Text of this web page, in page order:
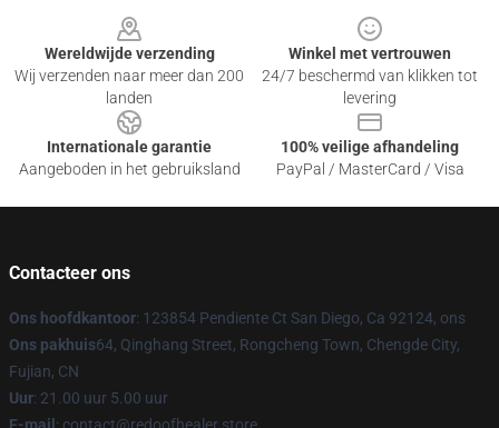
Wereldwijde verzending
Wij verzenden naar meer dan 200
landen
Winkel met vertrouwen
24/7 beschermd van klikken tot
levering
Internationale garantie
Aangeboden in het gebruiksland
100% veilige afhandeling
PayPal / MasterCard / Visa
Contacteer ons
Ons hoofdkantoor: 123854 Pendiente Ct San Diego, Ca 92124, ons
Ons pakhuis64, Qinghang Street, Rongcheng Town, Chengde City,
Fujian, CN
Uur: 21.00 uur 5.00 uur